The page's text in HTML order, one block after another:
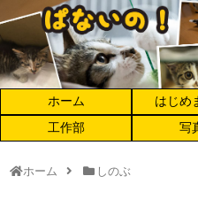
ホーム はじめ
工作部
写
ホーム しのぶ